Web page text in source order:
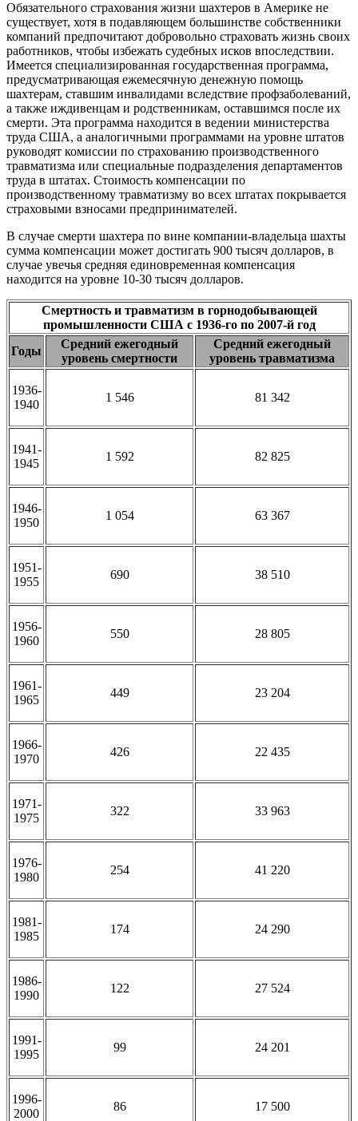
Обязательного страхования жизни шахтеров в Америке не
существует, хотя в подавляющем большинстве собственники
компаний предпочитают добровольно страховать жизнь своих
работников, чтобы избежать судебных исков впоследствии.
Имеется специализированная государственная программа,
предусматривающая ежемесячную денежную помощь
шахтерам, ставшим инвалидами вследствие профзаболеваний,
а также иждивенцам и родственникам, оставшимся после их
смерти. Эта программа находится в ведении министерства
труда США, а аналогичными программами на уровне штатов
руководят комиссии по страхованию производственного
травматизма или специальные подразделения департаментов
труда в штатах. Стоимость компенсации по
производственному травматизму во всех штатах покрывается
страховыми взносами предпринимателей.
В случае смерти шахтера по вине компании-владельца шахты
сумма компенсации может достигать 900 тысяч долларов, в
случае увечья средняя единовременная компенсация
находится на уровне 10-30 тысяч долларов.
Смертность и травматизм в горнодобывающей
промышленности США с 1936-го по 2007-й год
Годы
Средний ежегодный
уровень смертности
Средний ежегодный
уровень травматизма
1936-
1940
1 546 81 342
1941-
1945
1 592 82 825
1946-
1950
1 054 63 367
1951-
1955
690 38 510
1956-
1960
550 28 805
1961-
1965
449 23 204
1966-
1970
426 22 435
1971-
1975
322 33 963
1976-
1980
254 41 220
1981-
1985
174 24 290
1986-
1990
122 27 524
1991-
1995
99 24 201
1996-
2000
86 17 500